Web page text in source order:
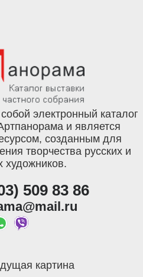
электронный каталог
и является
созданным для
творчества русских и
художников.
509 83 86
картина